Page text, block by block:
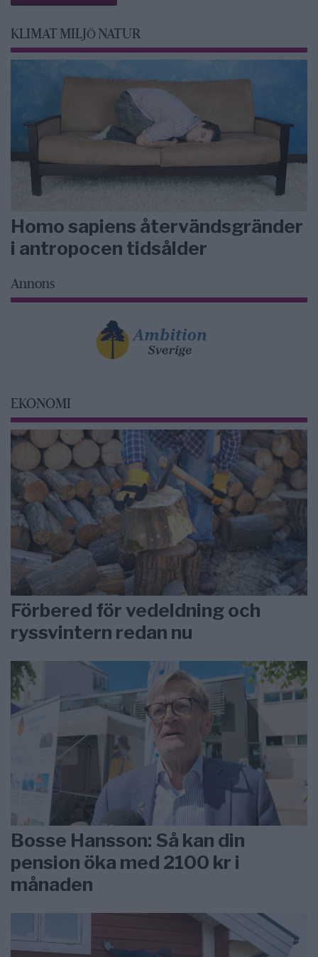
KLIMAT MILJÖ NATUR
Homo sapiens återvändsgränder
i antropocen tidsålder
Annons
EKONOMI
Förbered för vedeldning och
ryssvintern redan nu
Bosse Hansson: Så kan din
pension öka med 2100 kr i
månaden